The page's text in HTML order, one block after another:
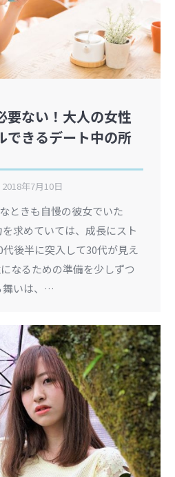
要ない！大人の女性
できるデート中の所
2018年7月10日
ときも自慢の彼女でいた
求めていては、成長にスト
後半に突入して30代が見え
なるための準備を少しずつ
舞いは、…